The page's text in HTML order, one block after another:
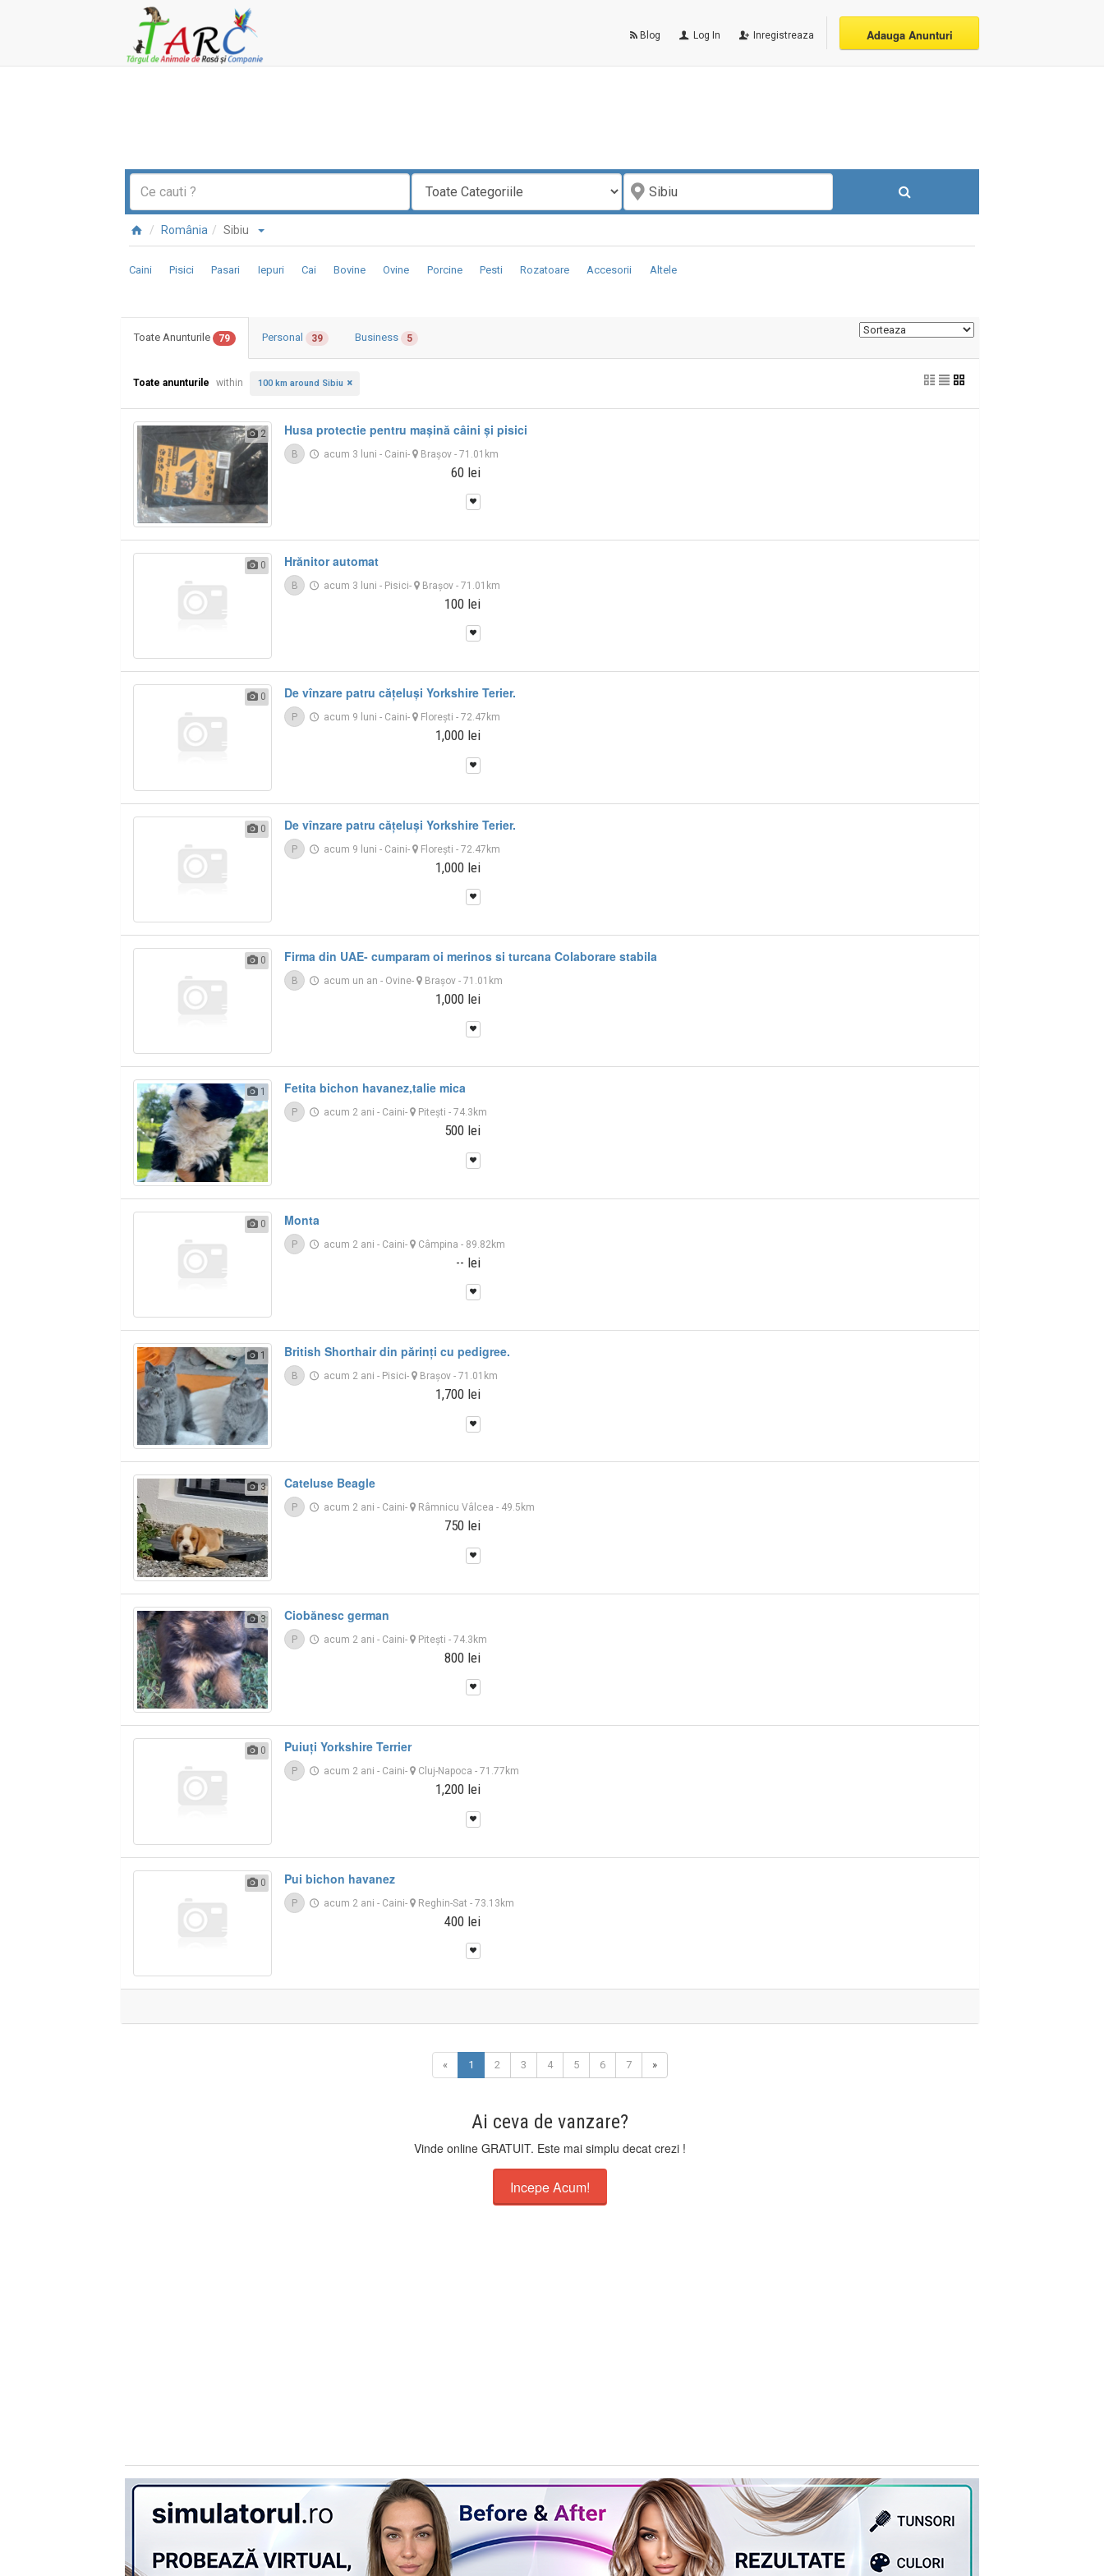
Blog Log In Inregistreaza Adauga Anunturi
România Sibiu
Caini Pisici Pasari Iepuri Cai Bovine Ovine Porcine Pesti Rozatoare Accesorii Altele
Toate Anunturile 79 Personal 39 Business 5
Toate anunturile within 100 km around Sibiu
2 Husa protectie pentru mașină câini și pisici
B acum 3 luni - Caini- Braşov- 71.01km
60 lei
0 Hrănitor automat
B acum 3 luni - Pisici- Braşov- 71.01km
100 lei
0 De vînzare patru cățeluși Yorkshire Terier.
P acum 9 luni - Caini- Floreşti - 72.47km
1,000 lei
0 De vînzare patru cățeluși Yorkshire Terier.
P acum 9 luni - Caini- Floreşti - 72.47km
1,000 lei
0 Firma din UAE- cumparam oi merinos si turcana Colaborare stabila
B acum un an - Ovine- Braşov- 71.01km
1,000 lei
1 Fetita bichon havanez,talie mica
P acum 2 ani - Caini- Piteşti - 74.3km
500 lei
0 Monta
P acum 2 ani - Caini- Câmpina - 89.82km
-- lei
1 British Shorthair din părinți cu pedigree.
B acum 2 ani - Pisici- Braşov- 71.01km
1,700 lei
3 Cateluse Beagle
P acum 2 ani - Caini- Râmnicu Vâlcea - 49.5km
750 lei
3 Ciobănesc german
P acum 2 ani - Caini- Piteşti - 74.3km
800 lei
0 Puiuți Yorkshire Terrier
P acum 2 ani - Caini- Cluj-Napoca - 71.77km
1,200 lei
0 Pui bichon havanez
P acum 2 ani - Caini- Reghin-Sat - 73.13km
400 lei
« 1 2 3 4 5 6 7 »
Ai ceva de vanzare?
Vinde online GRATUIT. Este mai simplu decat crezi !
Incepe Acum!